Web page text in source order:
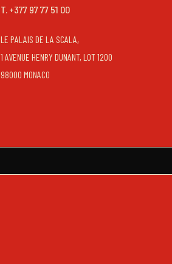
T. +377 97 77 51 00
LE PALAIS DE LA SCALA,
1 AVENUE HENRY DUNANT, LOT 1200
98000 MONACO